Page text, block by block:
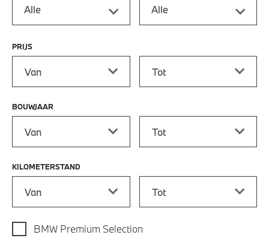
Alle Alle
PRIJS
BOUWJAAR
KILOMETERSTAND
BMW Premium Selection